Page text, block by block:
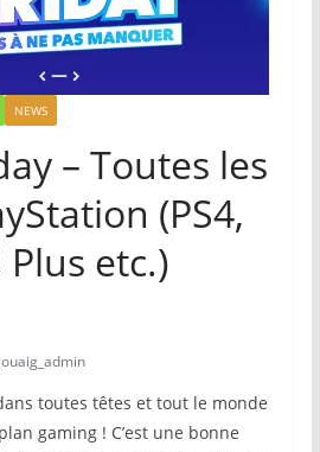
NEWS
– Toutes les
(PS4,
Plus etc.)
toutes têtes et tout le monde
gaming ! C’est une bonne